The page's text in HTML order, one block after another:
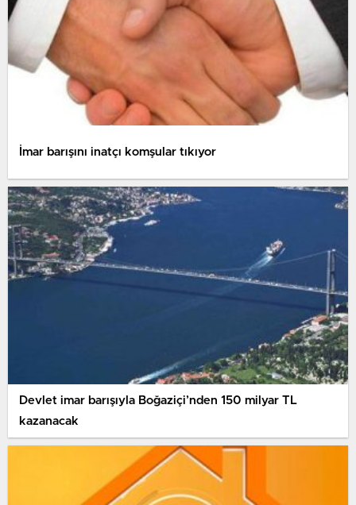
İmar barışını inatçı komşular tıkıyor
Devlet imar barışıyla Boğaziçi’nden 150 milyar TL
kazanacak